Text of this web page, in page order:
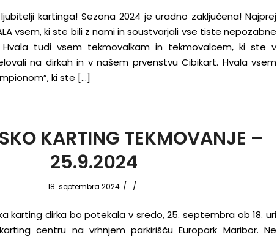
kartinga! Sezona 2024 je uradno zaključena! Najprej
vsem, ki ste bili z nami in soustvarjali vse tiste nepozabne
tudi vsem tekmovalkam in tekmovalcem, ki ste v
na dirkah in v našem prvenstvu Cibikart. Hvala vsem
ki ste […]
KARTING TEKMOVANJE –
25.9.2024
18. septembra 2024 / /
karting dirka bo potekala v sredo, 25. septembra ob 18. uri
centru na vrhnjem parkirišču Europark Maribor. Ne